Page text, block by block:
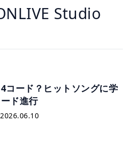
Studio
コード？ヒットソングに学
ド進行
2026.06.10